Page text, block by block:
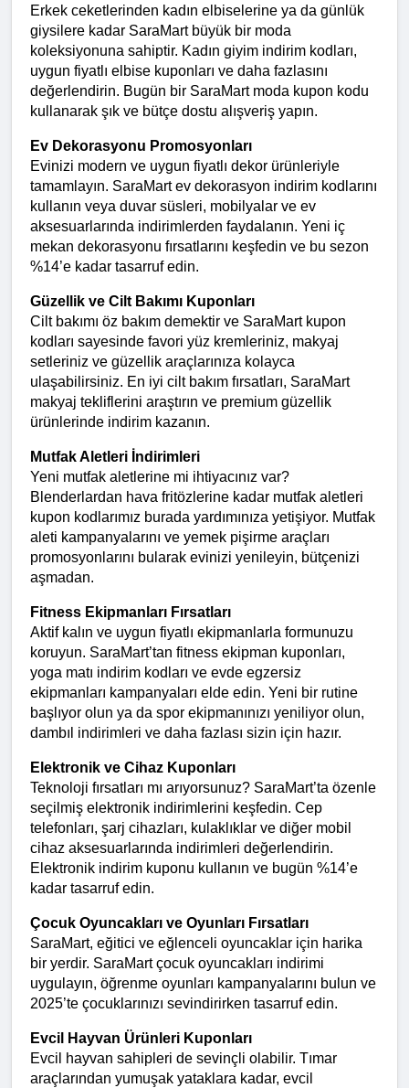
Erkek ceketlerinden kadın elbiselerine ya da günlük
giysilere kadar SaraMart büyük bir moda
koleksiyonuna sahiptir. Kadın giyim indirim kodları,
uygun fiyatlı elbise kuponları ve daha fazlasını
değerlendirin. Bugün bir SaraMart moda kupon kodu
kullanarak şık ve bütçe dostu alışveriş yapın.
Ev Dekorasyonu Promosyonları
Evinizi modern ve uygun fiyatlı dekor ürünleriyle
tamamlayın. SaraMart ev dekorasyon indirim kodlarını
kullanın veya duvar süsleri, mobilyalar ve ev
aksesuarlarında indirimlerden faydalanın. Yeni iç
mekan dekorasyonu fırsatlarını keşfedin ve bu sezon
%14’e kadar tasarruf edin.
Güzellik ve Cilt Bakımı Kuponları
Cilt bakımı öz bakım demektir ve SaraMart kupon
kodları sayesinde favori yüz kremleriniz, makyaj
setleriniz ve güzellik araçlarınıza kolayca
ulaşabilirsiniz. En iyi cilt bakım fırsatları, SaraMart
makyaj tekliflerini araştırın ve premium güzellik
ürünlerinde indirim kazanın.
Mutfak Aletleri İndirimleri
Yeni mutfak aletlerine mi ihtiyacınız var?
Blenderlardan hava fritözlerine kadar mutfak aletleri
kupon kodlarımız burada yardımınıza yetişiyor. Mutfak
aleti kampanyalarını ve yemek pişirme araçları
promosyonlarını bularak evinizi yenileyin, bütçenizi
aşmadan.
Fitness Ekipmanları Fırsatları
Aktif kalın ve uygun fiyatlı ekipmanlarla formunuzu
koruyun. SaraMart’tan fitness ekipman kuponları,
yoga matı indirim kodları ve evde egzersiz
ekipmanları kampanyaları elde edin. Yeni bir rutine
başlıyor olun ya da spor ekipmanınızı yeniliyor olun,
dambıl indirimleri ve daha fazlası sizin için hazır.
Elektronik ve Cihaz Kuponları
Teknoloji fırsatları mı arıyorsunuz? SaraMart’ta özenle
seçilmiş elektronik indirimlerini keşfedin. Cep
telefonları, şarj cihazları, kulaklıklar ve diğer mobil
cihaz aksesuarlarında indirimleri değerlendirin.
Elektronik indirim kuponu kullanın ve bugün %14’e
kadar tasarruf edin.
Çocuk Oyuncakları ve Oyunları Fırsatları
SaraMart, eğitici ve eğlenceli oyuncaklar için harika
bir yerdir. SaraMart çocuk oyuncakları indirimi
uygulayın, öğrenme oyunları kampanyalarını bulun ve
2025’te çocuklarınızı sevindirirken tasarruf edin.
Evcil Hayvan Ürünleri Kuponları
Evcil hayvan sahipleri de sevinçli olabilir. Tımar
araçlarından yumuşak yataklara kadar, evcil